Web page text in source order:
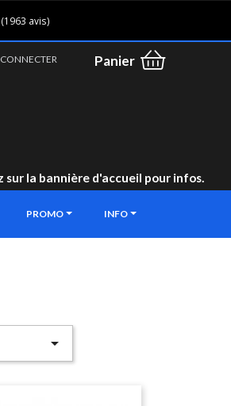
CONNECTER Panier
la bannière d'accueil pour infos.
PROMO INFO
